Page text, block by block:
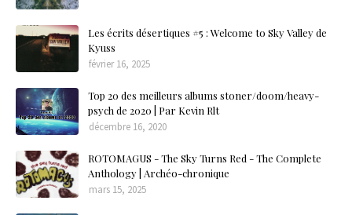
Les écrits désertiques #5 : Welcome to Sky Valley de
Kyuss
février 16, 2025
Top 20 des meilleurs albums stoner/doom/heavy-
psych de 2020 | Par Kevin Rlt
décembre 16, 2020
ROTOMAGUS - The Sky Turns Red - The Complete
Anthology | Archéo-chronique
mars 15, 2025